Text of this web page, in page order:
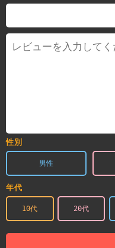
性別
男性
年代
10代 20代